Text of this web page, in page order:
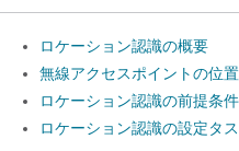
ロケーション認識の概要
無線アクセスポイントの位
ロケーション認識の前提条件
ロケーション認識の設定タ